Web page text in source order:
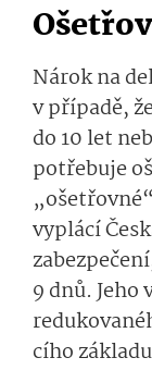
Nárok na
v případě,
do 10 let
potřebuje
vyplácí
zabezpečení
9 dnů. Jeho
redukované
cího